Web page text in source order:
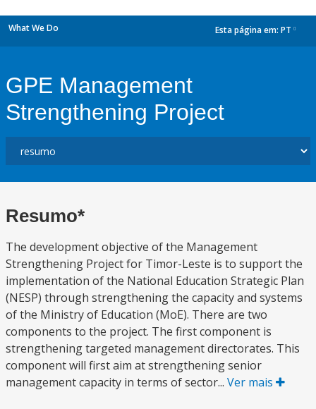
What We Do Esta página em: PT
GPE Management
Strengthening Project
Resumo*
The development objective of the Management
Strengthening Project for Timor-Leste is to support the
implementation of the National Education Strategic Plan
(NESP) through strengthening the capacity and systems
of the Ministry of Education (MoE). There are two
components to the project. The first component is
strengthening targeted management directorates. This
component will first aim at strengthening senior
management capacity in terms of sector... Ver mais